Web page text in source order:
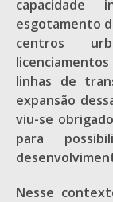
capacidade
esgotamento
centros
linhas de
expansão
viu-se
para
Nesse